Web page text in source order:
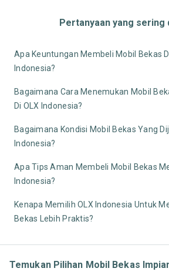
Pertanyaan yang sering
Apa Keuntungan Membeli Mobil Bekas
Indonesia?
Bagaimana Cara Menemukan Mobil
Di OLX Indonesia?
Bagaimana Kondisi Mobil Bekas Yang
Indonesia?
Apa Tips Aman Membeli Mobil Bekas
Indonesia?
Kenapa Memilih OLX Indonesia Untuk
Bekas Lebih Praktis?
Temukan Pilihan Mobil Bekas